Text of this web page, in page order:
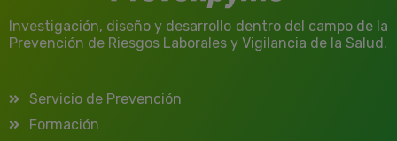
Investigación, diseño y desarrollo dentro del campo de la
Prevención de Riesgos Laborales y Vigilancia de la Salud.
Servicio de Prevención
Formación